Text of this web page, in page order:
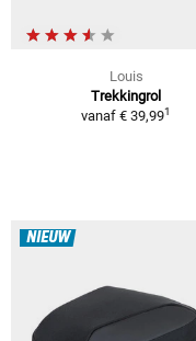
Louis
Trekkingrol
vanaf € 39,991
NIEUW